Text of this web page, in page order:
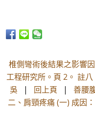
椎側彎術後結果之影響
工程研究所。頁 2。 註
吳 | 回上頁 | 善腰
二、肩頸疼痛 (一) 成因